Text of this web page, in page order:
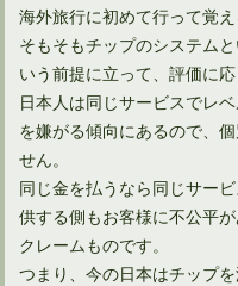
海外旅行に初めて行って覚え
そもそもチップのシステム
いう前提に立って、評価に
日本人は同じサービスでレ
を嫌がる傾向にあるので、
せん。
同じ金を払うなら同じサー
供する側もお客様に不公平
クレームものです。
つまり、今の日本はチップ